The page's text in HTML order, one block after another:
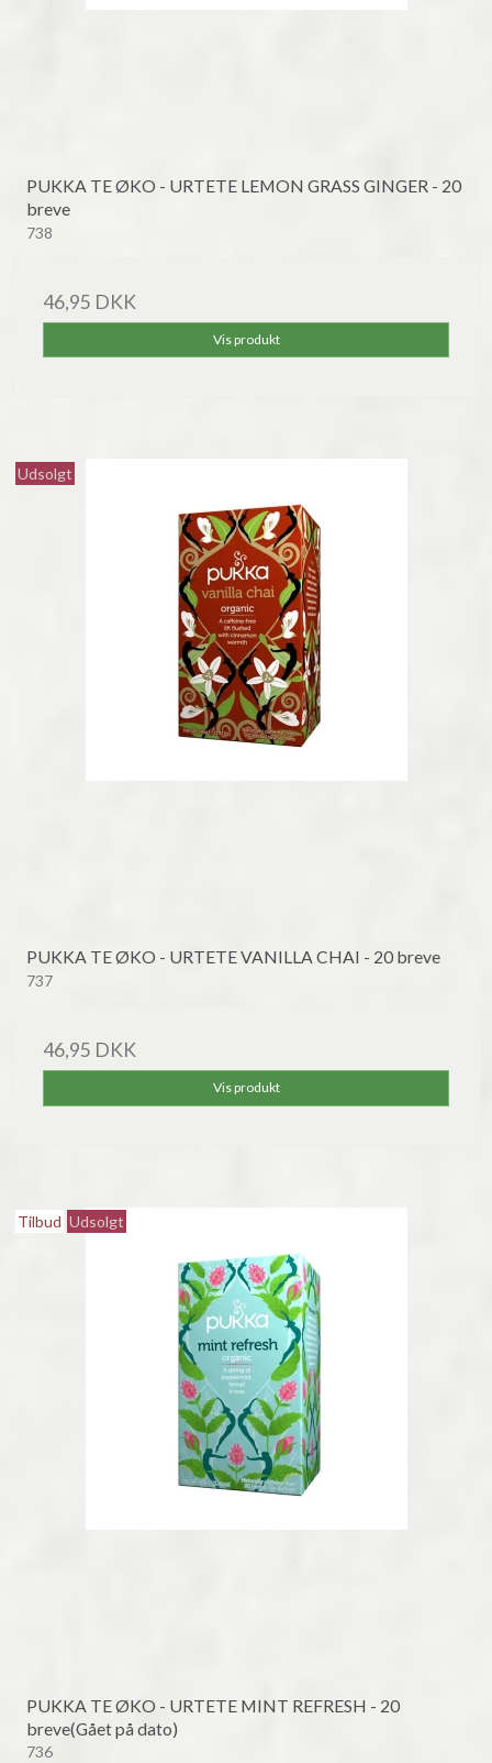
PUKKA TE ØKO - URTETE LEMON GRASS GINGER - 20
breve
738
46,95 DKK
Vis produkt
Udsolgt
PUKKA TE ØKO - URTETE VANILLA CHAI - 20 breve
737
46,95 DKK
Vis produkt
Tilbud Udsolgt
PUKKA TE ØKO - URTETE MINT REFRESH - 20
breve(Gået på dato)
736